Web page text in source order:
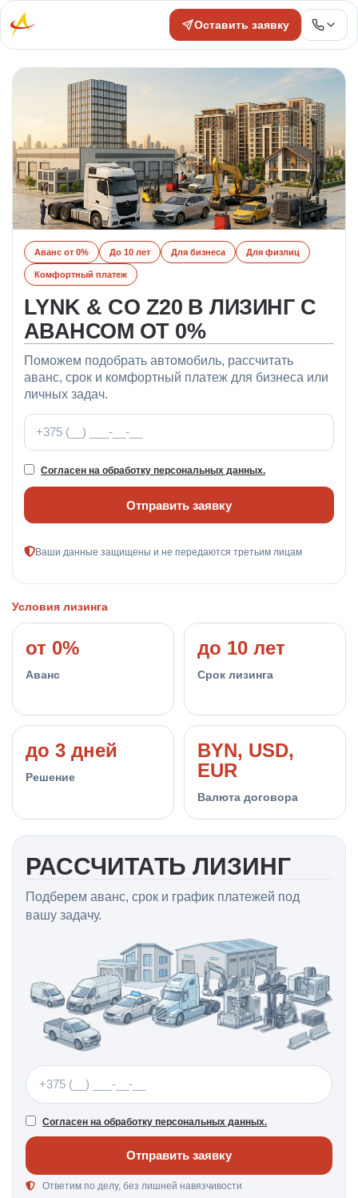
Оставить заявку
Аванс от 0% До 10 лет Для бизнеса Для физлиц
Комфортный платеж
LYNK & CO Z20 В ЛИЗИНГ С
АВАНСОМ ОТ 0%
Поможем подобрать автомобиль, рассчитать
аванс, срок и комфортный платеж для бизнеса или
личных задач.
Телефон
Согласен на обработку персональных данных.
Отправить заявку
Ваши данные защищены и не передаются третьим лицам
Условия лизинга
от 0%
Аванс
до 10 лет
Срок лизинга
до 3 дней
Решение
BYN, USD,
EUR
Валюта договора
РАССЧИТАТЬ ЛИЗИНГ
Подберем аванс, срок и график платежей под
вашу задачу.
Телефон
Согласен на обработку персональных данных.
Отправить заявку
Ответим по делу, без лишней навязчивости